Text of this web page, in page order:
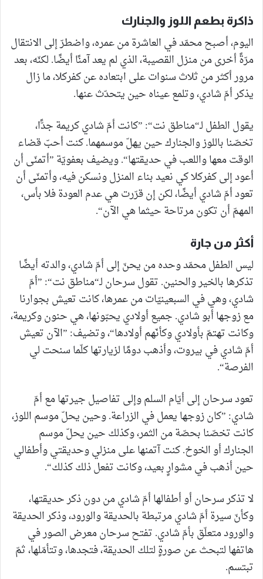
ذاكرة بطعم اللوز والجنارك
اليوم، أصبح محمّد في العاشرة من عمره، واضطرّ إلى الانتقال
مرّةً أخرى من منزل القصيبة، الذي لم يعد آمنًا أيضًا. لكنّه، بعد
مرور أكثر من ثلاث سنوات على ابتعاده عن كفركلا، ما زال
يذكر أمّ شادي، وتلمع عيناه حين يتحدّث عنها.
يقول الطفل لـ“مناطق نت“: ”كانت أمّ شادي كريمة جدًّا،
تخصّنا باللوز والجنارك حين يهلّ موسمهما. كنت أحبّ قضاء
الوقت معها واللعب في حديقتها“. ويضيف بعفويّة ”أتمنّى أن
أعود إلى كفركلا كي نعيد بناء المنزل ونسكن فيه، وأتمنّى أن
تعود أمّ شادي أيضًا، لكن إن قرّرت هي عدم العودة فلا بأس،
المهمّ أن تكون مرتاحة حيثما هي الآن“.
أكثر من جارة
ليس الطفل محمّد وحده من يحنّ إلى أمّ شادي، والدته أيضًا
تذكرها بالخير والحنين. تقول سرحان لـ“مناطق نت“: ”أمّ
شادي، وهي في السبعينيّات من عمرها، كانت تعيش بجوارنا
مع زوجها أبو شادي. جميع أولادي يحبّونها، هي حنون وكريمة،
وكانت تهتمّ بأولادي وكأنّهم أولادها“، وتضيف: ”الآن تعيش
أمّ شادي في بيروت، وأذهب دومًا لزيارتها كلّما سنحت لي
الفرصة“.
تعود سرحان إلى أيّام السلم وإلى تفاصيل جيرتها مع أمّ
شادي: ”كان زوجها يعمل في الزراعة. وحين يحلّ موسم اللوز،
كانت تخصّنا بحصّة من الثمر، وكذلك حين يحلّ موسم
الجنارك أو الخوخ. كنت آتمنها على منزلي وحديقتي وأطفالي
حين أذهب في مشوارٍ بعيد، وكانت تفعل ذلك كذلك“.
لا تذكر سرحان أو أطفالها أمّ شادي من دون ذكر حديقتها،
وكأنّ سيرة أمّ شادي مرتبطة بالحديقة والورود، وذكر الحديقة
والورود متعلّق بأمّ شادي. تفتح سرحان معرض الصور في
هاتفها لتبحث عن صورةٍ لتلك الحديقة، فتجدها، وتتأمّلها، ثمّ
تبتسم.